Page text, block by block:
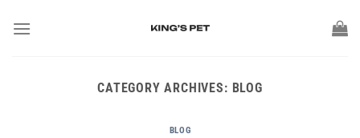
CATEGORY ARCHIVES: BLOG
BLOG